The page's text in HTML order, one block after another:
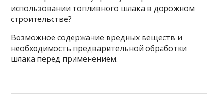
использовании топливного шлака в дорожном
строительстве?
Возможное содержание вредных веществ и
необходимость предварительной обработки
шлака перед применением.